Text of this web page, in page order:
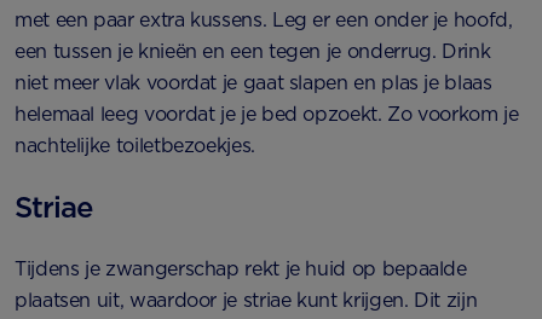
met een paar extra kussens. Leg er een onder je hoofd,
een tussen je knieën en een tegen je onderrug. Drink
niet meer vlak voordat je gaat slapen en plas je blaas
helemaal leeg voordat je je bed opzoekt. Zo voorkom je
nachtelijke toiletbezoekjes.
Striae
Tijdens je zwangerschap rekt je huid op bepaalde
plaatsen uit, waardoor je striae kunt krijgen. Dit zijn